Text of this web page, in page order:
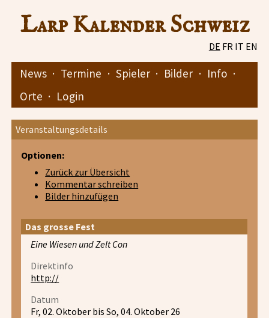
Larp Kalender Schweiz
DE FR IT EN
News · Termine · Spieler · Bilder · Info ·
Orte · Login
Veranstaltungsdetails
Optionen:
Zurück zur Übersicht
Kommentar schreiben
Bilder hinzufügen
Das grosse Fest
Eine Wiesen und Zelt Con
Direktinfo
http://
Datum
Fr, 02. Oktober bis So, 04. Oktober 26